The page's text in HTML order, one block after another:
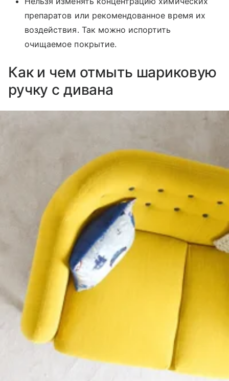
препаратов или рекомендованное время их
воздействия. Так можно испортить
очищаемое покрытие.
Как и чем отмыть шариковую
ручку с дивана